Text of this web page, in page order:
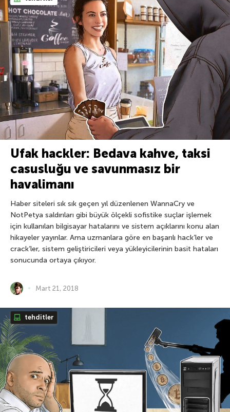
Ufak hackler: Bedava kahve, taksi
casusluğu ve savunmasız bir
havalimanı
Haber siteleri sık sık geçen yıl düzenlenen WannaCry ve
NotPetya saldırıları gibi büyük ölçekli sofistike suçlar işlemek
için kullanılan bilgisayar hatalarını ve sistem açıklarını konu alan
hikayeler yayınlar. Ama uzmanlara göre en başarılı hack’ler ve
crack’ler, sistem geliştiricileri veya yükleyicilerinin basit hataları
sonucunda ortaya çıkıyor.
Mart 21, 2018
tehditler